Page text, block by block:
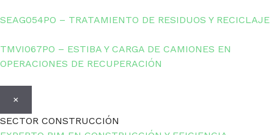
SEAG054PO – TRATAMIENTO DE RESIDUOS Y RECICLAJE
TMVI067PO – ESTIBA Y CARGA DE CAMIONES EN
OPERACIONES DE RECUPERACIÓN
×
SECTOR CONSTRUCCIÓN